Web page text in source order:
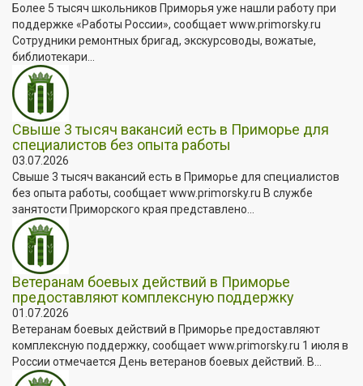
Более 5 тысяч школьников Приморья уже нашли работу при
поддержке «Работы России», сообщает www.primorsky.ru
Сотрудники ремонтных бригад, экскурсоводы, вожатые,
библиотекари...
Свыше 3 тысяч вакансий есть в Приморье для
специалистов без опыта работы
03.07.2026
Свыше 3 тысяч вакансий есть в Приморье для специалистов
без опыта работы, сообщает www.primorsky.ru В службе
занятости Приморского края представлено...
Ветеранам боевых действий в Приморье
предоставляют комплексную поддержку
01.07.2026
Ветеранам боевых действий в Приморье предоставляют
комплексную поддержку, сообщает www.primorsky.ru 1 июля в
России отмечается День ветеранов боевых действий. В...